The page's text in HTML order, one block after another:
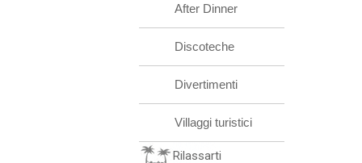
After Dinner
Discoteche
Divertimenti
Villaggi turistici
Rilassarti